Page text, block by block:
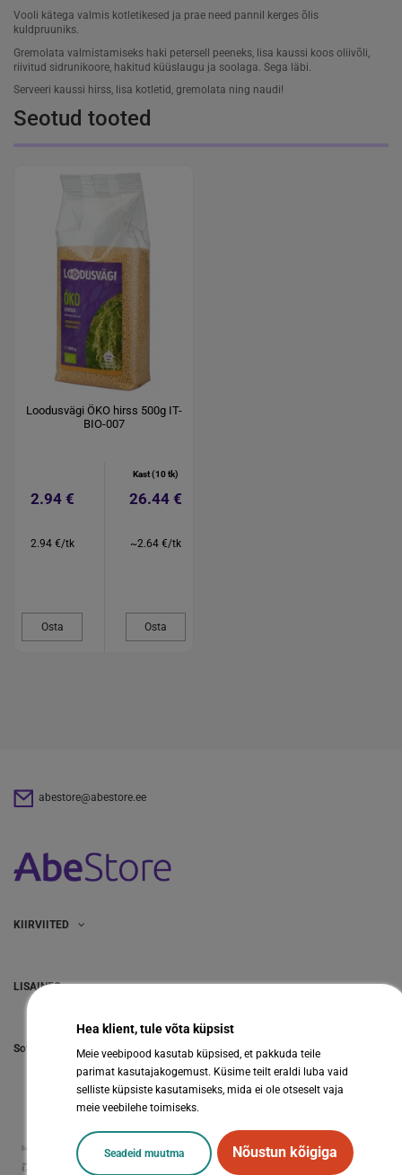
Vooli kätega valmis kotletikesed ja prae need pannil kerges õlis
kuldpruuniks.
Gremolata valmistamiseks haki petersell peeneks, lisa kaussi koos oliivõli,
riivitud sidrunikoore, hakitud küüslaugu ja soolaga. Sega läbi.
Serveeri kaussi hirss, lisa kotletid, gremolata ning naudi!
Seotud tooted
Loodusvägi ÖKO hirss 500g IT-
BIO-007
2.94 €
2.94 €/tk
Osta
Kast (10 tk)
26.44 €
~2.64 €/tk
Osta
abestore@abestore.ee
KIIRVIITED
LISAINFO
Hea klient, tule võta küpsist
Meie veebipood kasutab küpsised, et pakkuda teile
parimat kasutajakogemust. Küsime teilt eraldi luba vaid
selliste küpsiste kasutamiseks, mida ei ole otseselt vaja
meie veebilehe toimiseks.
Seadeid muutma Nõustun kõigiga
Sotsiaalmeedia